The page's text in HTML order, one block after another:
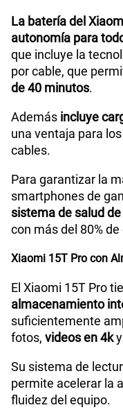
La batería del
autonomía para
que incluye la
por cable, que
de 40 minutos.
Además incluye
una ventaja para
cables.
Para garantizar la
smartphones de
sistema de salud
con más del 80%
Xiaomi 15T Pro con
El Xiaomi 15T Pro
almacenamiento
suficientemente
fotos, videos en 4ky
Su sistema de
permite acelerar la
fluidez del equipo.